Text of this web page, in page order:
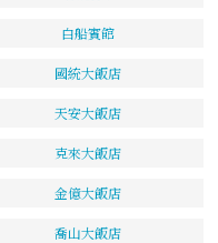
白船賓館
國統大飯店
天安大飯店
克來大飯店
金億大飯店
喬山大飯店